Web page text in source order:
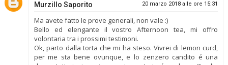
Murzillo Saporito 20 marzo 2018 alle ore 15:31
Ma avete fatto le prove generali, non vale :)
Bello ed elengante il vostro Afternoon tea, mi offro
volontaria tra i prossimi testimoni.
Ok, parto dalla torta che mi ha steso. Vivrei di lemon curd,
per me sta bene ovunque, e lo zenzero candito é una